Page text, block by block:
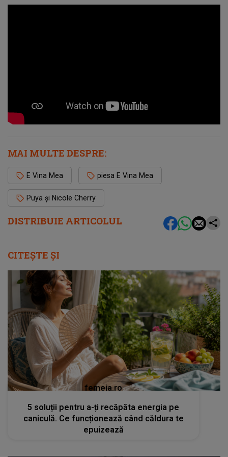
DISTRIBUIE ARTICOLUL
MAI MULTE DESPRE:
E Vina Mea piesa E Vina Mea
Puya și ‪Nicole Cherry‬
CITEȘTE ȘI
femeia.ro
5 soluții pentru a-ți recăpăta energia pe
caniculă. Ce funcționează când căldura te
epuizează